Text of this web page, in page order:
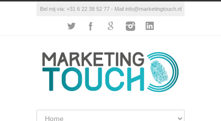
Bel mij via: +31 6 22 38 52 77 - Mail info@marketingtouch.nl